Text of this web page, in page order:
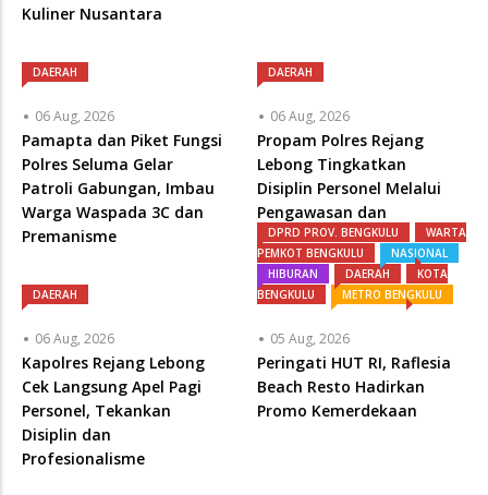
Kuliner Nusantara
DAERAH
06 Aug, 2026
Pamapta dan Piket Fungsi
Polres Seluma Gelar
Patroli Gabungan, Imbau
Warga Waspada 3C dan
Premanisme
DAERAH
06 Aug, 2026
Propam Polres Rejang
Lebong Tingkatkan
Disiplin Personel Melalui
Pengawasan dan
Pembinaan Rutin
DAERAH
06 Aug, 2026
Kapolres Rejang Lebong
Cek Langsung Apel Pagi
Personel, Tekankan
Disiplin dan
Profesionalisme
DPRD PROV. BENGKULU
WARTA
PEMKOT BENGKULU
NASIONAL
HIBURAN
DAERAH
KOTA
BENGKULU
METRO BENGKULU
05 Aug, 2026
Peringati HUT RI, ‎Raflesia
Beach Resto Hadirkan
Promo Kemerdekaan